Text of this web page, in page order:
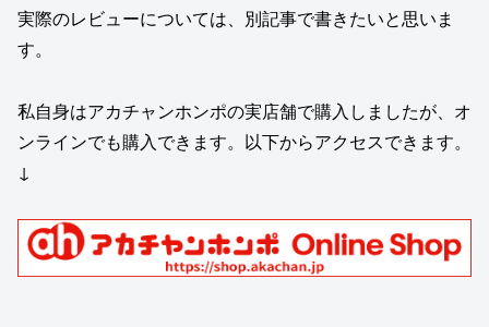
実際のレビューについては、別記事で書きたいと思いま
す。
私自身はアカチャンホンポの実店舗で購入しましたが、オ
ンラインでも購入できます。以下からアクセスできます。
↓